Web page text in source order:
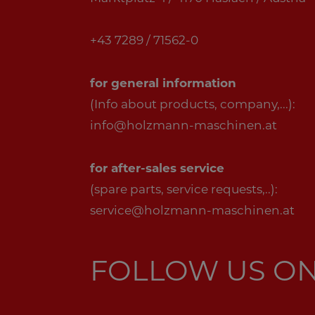
+43 7289 / 71562-0
for general information
(Info about products, company,...):
info@holzmann-maschinen.at
for after-sales service
(spare parts, service requests,..):
service@holzmann-maschinen.at
FOLLOW US